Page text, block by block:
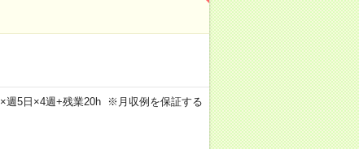
週5日×4週+残業20h ※月収例を保証する